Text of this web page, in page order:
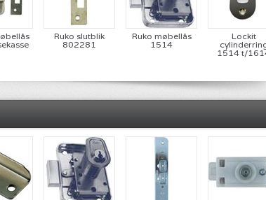
Ruko slutblik
802281
Ruko møbellås
1514
Lockit
1514 t/